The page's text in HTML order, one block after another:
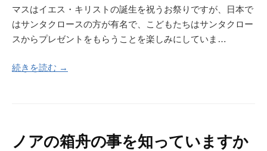
マスはイエス・キリストの誕生を祝うお祭りですが、日本で
はサンタクロースの方が有名で、こどもたちはサンタクロー
スからプレゼントをもらうことを楽しみにしていま…
続きを読む →
ノアの箱舟の事を知っていますか